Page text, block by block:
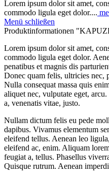
Lorem ipsum dolor sit amet,
commodo ligula eget dolor....
Menü schließen
Produktinformationen
Lorem ipsum dolor sit amet,
commodo ligula eget dolor.
penatibus et magnis dis
Donec quam felis, ultricies nec,
Nulla consequat massa quis
aliquet nec, vulputate eget,
a, venenatis vitae, justo.
Nullam dictum felis eu pede
dapibus. Vivamus elementum
eleifend tellus. Aenean leo
eleifend ac, enim. Aliquam
feugiat a, tellus. Phasellus
Quisque rutrum. Aenean